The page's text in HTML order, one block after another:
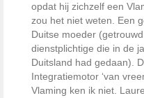
opdat hij zichzelf een
zou het niet weten. Een
Duitse moeder
dienstplichtige die in de
Duitsland had gedaan).
Integratiemotor ‘van
Vlaming ken ik niet.